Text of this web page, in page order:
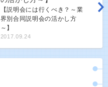
【説明会には行くべき？～業
界別合同説明会の活かし方
～】
2017.09.24